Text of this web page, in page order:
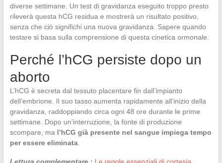
diverse settimane. Un test di gravidanza eseguito troppo presto
rileverà questa hCG residua e mostrerà un risultato positivo,
senza che ciò significhi una nuova gravidanza. Sapere quando
testare si basa sulla comprensione di questa cinetica ormonale.
Perché l’hCG persiste dopo un
aborto
L’hCG è secreta dal tessuto placentare fin dall’impianto
dell’embrione. Il suo tasso aumenta rapidamente all’inizio della
gravidanza, raddoppiando circa ogni 48 ore durante le prime
settimane. Dopo un’interruzione, la fonte di produzione
scompare, ma l’hCG già presente nel sangue impiega tempo
per essere eliminata.